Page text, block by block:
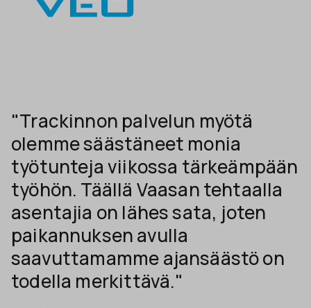
"Trackinnon palvelun myötä
olemme säästäneet monia
työtunteja viikossa tärkeämpään
työhön. Täällä Vaasan tehtaalla
asentajia on lähes sata, joten
paikannuksen avulla
saavuttamamme ajansäästö on
todella merkittävä."